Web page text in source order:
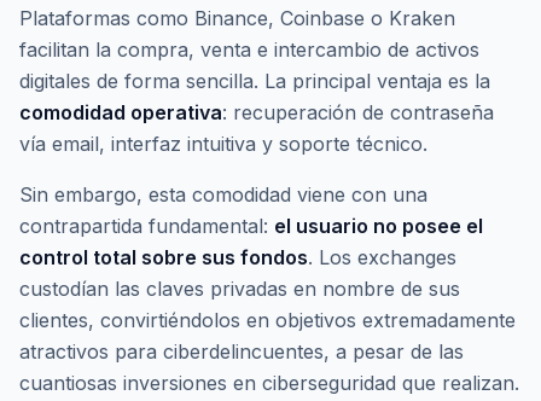
Plataformas como Binance, Coinbase o Kraken
facilitan la compra, venta e intercambio de activos
digitales de forma sencilla. La principal ventaja es la
comodidad operativa: recuperación de contraseña
vía email, interfaz intuitiva y soporte técnico.
Sin embargo, esta comodidad viene con una
contrapartida fundamental: el usuario no posee el
control total sobre sus fondos. Los exchanges
custodían las claves privadas en nombre de sus
clientes, convirtiéndolos en objetivos extremadamente
atractivos para ciberdelincuentes, a pesar de las
cuantiosas inversiones en ciberseguridad que realizan.